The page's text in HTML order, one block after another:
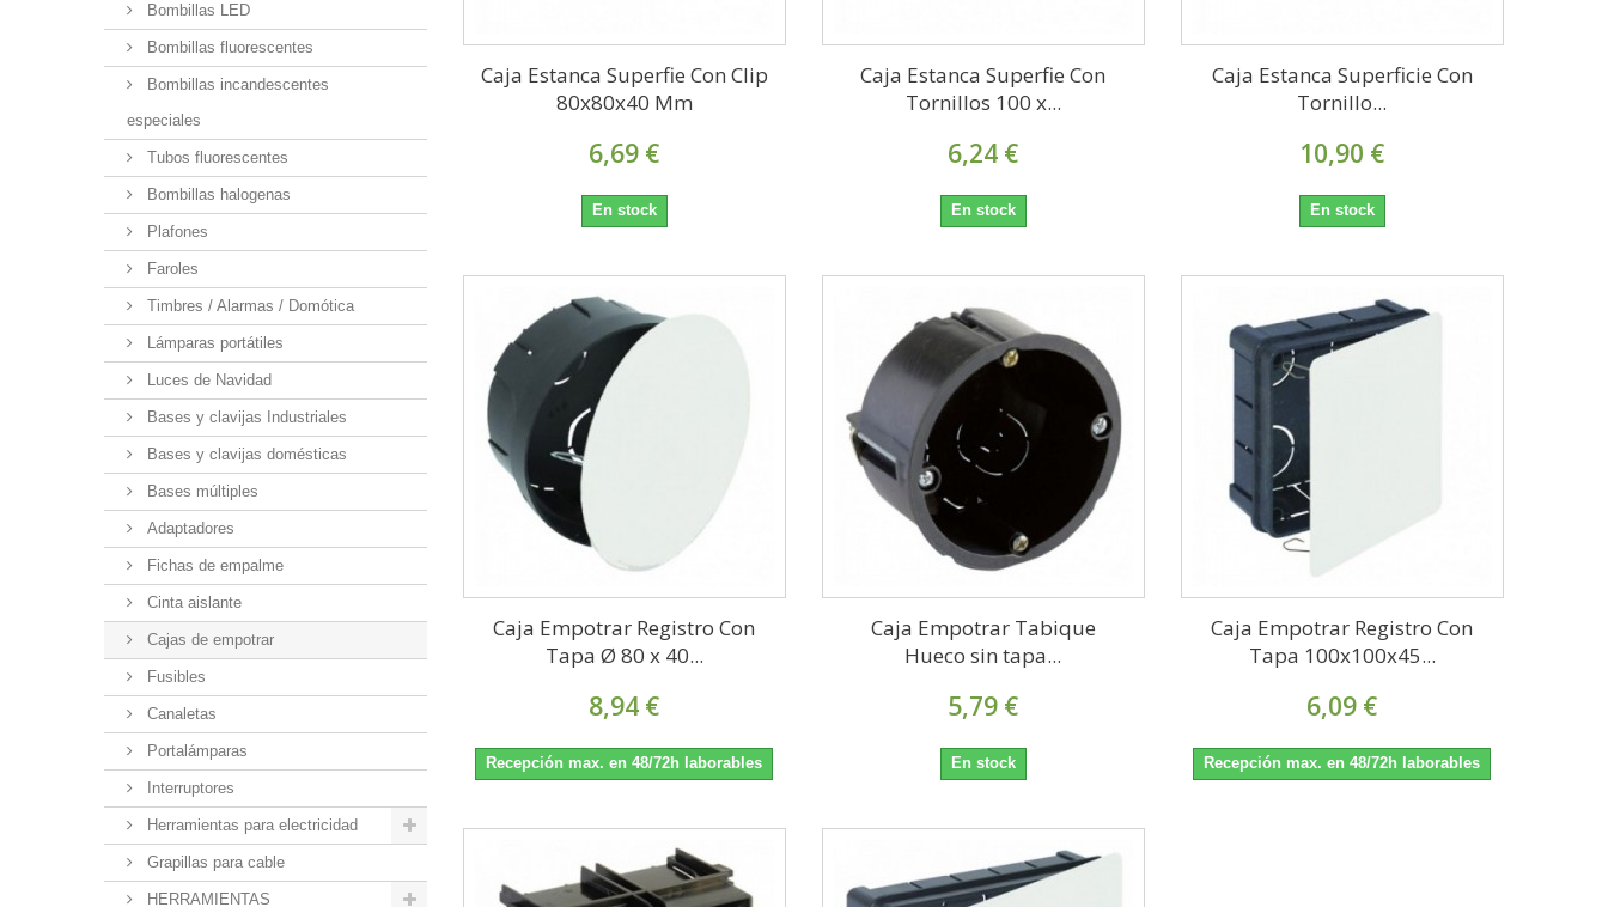
Bombillas LED
Bombillas fluorescentes
Bombillas incandescentes
especiales
Tubos fluorescentes
Bombillas halogenas
Plafones
Faroles
Timbres / Alarmas / Domótica
Lámparas portátiles
Luces de Navidad
Bases y clavijas Industriales
Bases y clavijas domésticas
Bases múltiples
Adaptadores
Fichas de empalme
Cinta aislante
Cajas de empotrar
Fusibles
Canaletas
Portalámparas
Interruptores
Herramientas para electricidad
Grapillas para cable
HERRAMIENTAS
Caja Estanca Superfie Con Clip
80x80x40 Mm
6,69 €
En stock
Caja Estanca Superfie Con
Tornillos 100 x...
6,24 €
En stock
Caja Estanca Superficie Con
Tornillo...
10,90 €
En stock
Caja Empotrar Registro Con
Tapa Ø 80 x 40...
8,94 €
Recepción max. en 48/72h laborables
Caja Empotrar Tabique
Hueco sin tapa...
5,79 €
En stock
Caja Empotrar Registro Con
Tapa 100x100x45...
6,09 €
Recepción max. en 48/72h laborables